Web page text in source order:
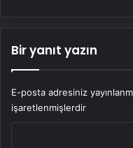
Bir yanıt yazın
E-posta adresiniz
işaretlenmişlerdir